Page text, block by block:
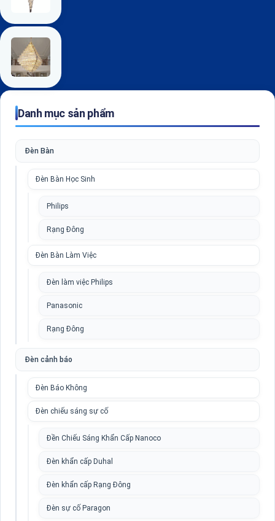
Danh mục sản phẩm
Đèn Bàn
Đèn Bàn Học Sinh
Philips
Rạng Đông
Đèn Bàn Làm Việc
Đèn làm việc Philips
Panasonic
Rạng Đông
Đèn cảnh báo
Đèn Báo Không
Đèn chiếu sáng sự cố
Đền Chiếu Sáng Khẩn Cấp Nanoco
Đèn khẩn cấp Duhal
Đèn khẩn cấp Rạng Đông
Đèn sự cố Paragon